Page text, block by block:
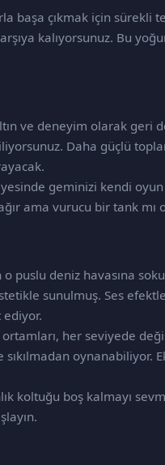
başa çıkmak için sürekli
kalıyorsunuz. Bu
ve deneyim olarak geri
Daha güçlü toplar
geminizi kendi oyun
ama vurucu bir tank mı
puslu deniz havasına
sunulmuş. Ses
her seviyede
oynanabiliyor.
koltuğu boş kalmayı